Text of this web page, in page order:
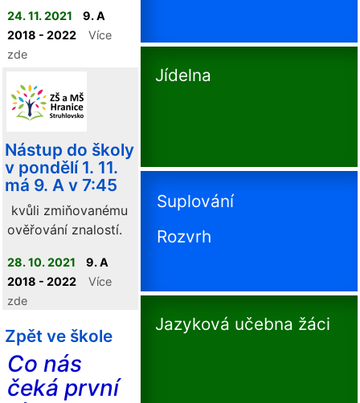
24. 11. 2021
9. A
2018 - 2022
Více
zde
Nástup do školy
v pondělí 1. 11.
má 9. A v 7:45
kvůli zmiňovanému
ověřování znalostí.
28. 10. 2021
9. A
2018 - 2022
Více
zde
Zpět ve škole
Co nás
čeká první
Jídelna
Suplování
Rozvrh
Jazyková učebna žáci